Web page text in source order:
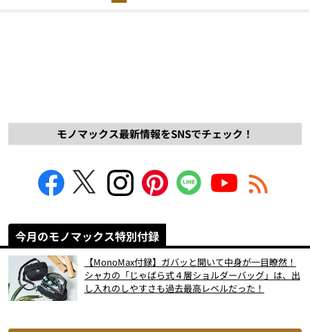
モノマックス最新情報をSNSでチェック！
今月のモノマックス特別付録
【MonoMax付録】ガバッと開いて中身が一目瞭然！
シャカの「じゃばら式４層ショルダーバッグ」は、出
し入れのしやすさも過去最高レベルだった！